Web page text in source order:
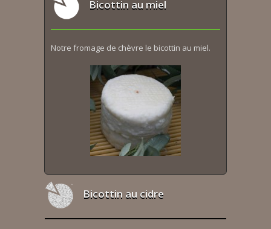
Bicottin au miel
Notre fromage de chèvre le bicottin au miel.
Bicottin au cidre